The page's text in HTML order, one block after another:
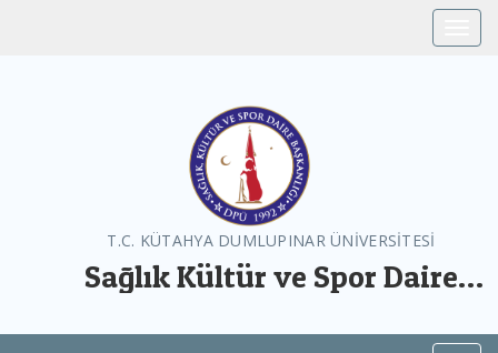
T.C. KÜTAHYA DUMLUPINAR ÜNİVERSİTESİ
Sağlık Kültür ve Spor Daire